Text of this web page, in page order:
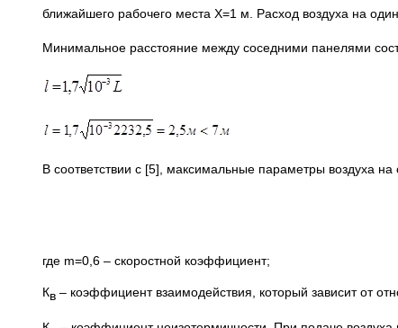
ближайшего рабочего места X=1 м. Расход воздуха на
Минимальное расстояние между соседними панелями
В соответствии с [5], максимальные параметры воздуха на
где m=0,6 – скоростной коэффициент;
Кв – коэффициент взаимодействия, который зависит от